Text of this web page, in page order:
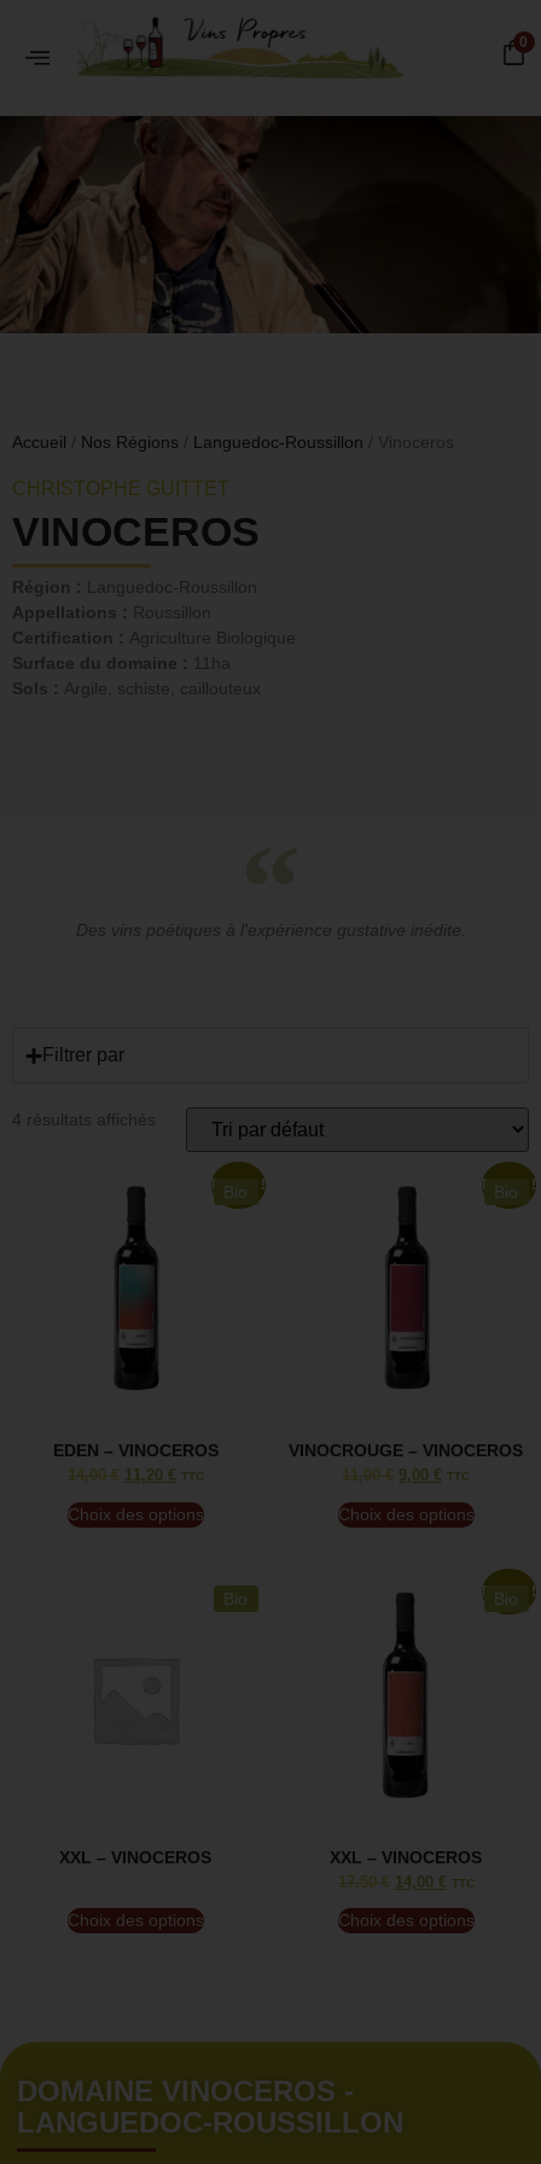
0
Accueil / Nos Régions / Languedoc-Roussillon / Vinoceros
CHRISTOPHE GUITTET
VINOCEROS
Région :
Languedoc-Roussillon
Appellations : Roussillon
Certification : Agriculture Biologique
Surface du domaine :
11ha
Sols : Argile, schiste, caillouteux
Des vins poétiques à l'expérience gustative inédite.
Filtrer par
4 résultats affichés
Promo !
Bio
EDEN – VINOCEROS
14,00€ 11,20 € TTC
Choix des options
Promo !
Bio
VINOCROUGE – VINOCEROS
11,00€ 9,00 € TTC
Choix des options
Bio
XXL – VINOCEROS
Choix des options
Promo !
Bio
XXL – VINOCEROS
17,50€ 14,00 € TTC
Choix des options
DOMAINE VINOCEROS -
LANGUEDOC-ROUSSILLON